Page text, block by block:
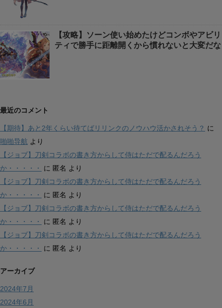
【攻略】ソーン使い始めたけどコンボやアビリ
ティで勝手に距離開くから慣れないと大変だな
最近のコメント
【期待】あと2年くらい待てばリリンクのノウハウ活かされそう？ に
啪啪导航 より
【ジョブ】刀剣コラボの書き方からして侍はただで配るんだろう
か・・・・・
に 匿名 より
【ジョブ】刀剣コラボの書き方からして侍はただで配るんだろう
か・・・・・
に 匿名 より
【ジョブ】刀剣コラボの書き方からして侍はただで配るんだろう
か・・・・・
に 匿名 より
【ジョブ】刀剣コラボの書き方からして侍はただで配るんだろう
か・・・・・
に 匿名 より
アーカイブ
2024年7月
2024年6月